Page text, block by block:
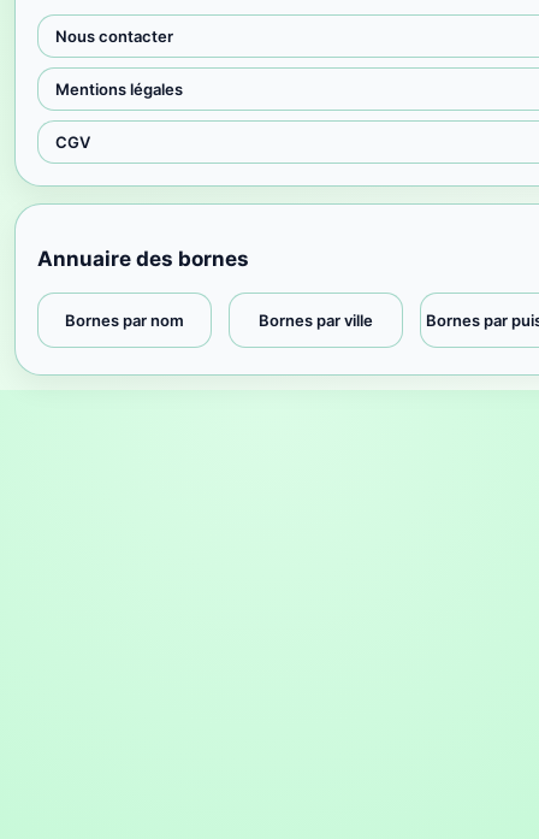
Nous contacter
Mentions légales
CGV
Annuaire des bornes
Bornes par nom Bornes par ville Bornes par